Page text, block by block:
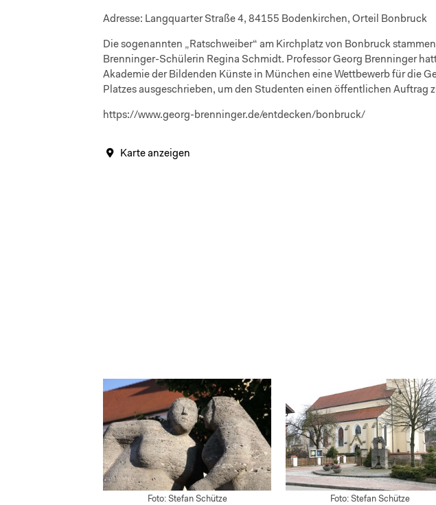
Adresse: Langquarter Straße 4, 84155 Bodenkirchen, Orteil Bonbruck
Die sogenannten „Ratschweiber“ am Kirchplatz von Bonbruck
Brenninger-Schülerin Regina Schmidt. Professor Georg Brenninger
Akademie der Bildenden Künste in München eine Wettbewerb für die
Platzes ausgeschrieben, um den Studenten einen öffentlichen Auftrag
https://www.georg-brenninger.de/entdecken/bonbruck/
Foto: Stefan Schütze Foto: Stefan Schütze
Karte anzeigen